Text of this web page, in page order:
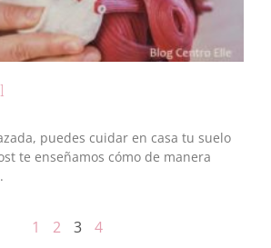
puedes cuidar en casa tu suelo
te enseñamos cómo de manera
1 2 3 4